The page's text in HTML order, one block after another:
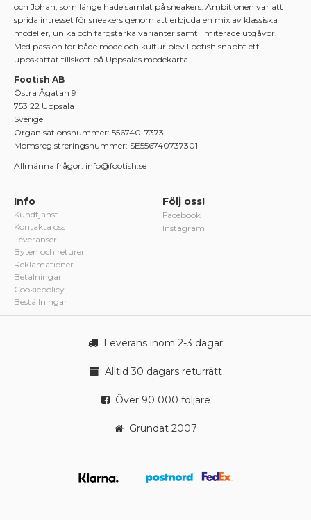
och Johan, som länge hade samlat på sneakers. Ambitionen var att
sprida intresset för sneakers genom att erbjuda en mix av klassiska
modeller, unika och färgstarka varianter samt limiterade utgåvor.
Med passion för både mode och kultur blev Footish snabbt ett
uppskattat tillskott på Uppsalas modekarta.
Footish AB
Östra Ågatan 9
753 22 Uppsala
Sverige
Organisationsnummer: 556740-7373
Momsregistreringsnummer: SE556740737301
Allmänna frågor: info@footish.se
Info
Kundtjänst
Kontakta oss
Leveranser
Byten och returer
Reklamationer
Betalningar
Cookiepolicy
Beställningar
Följ oss!
Facebook
Instagram
Leverans inom 2-3 dagar
Alltid 30 dagars returrätt
Över 90 000 följare
Grundat 2007